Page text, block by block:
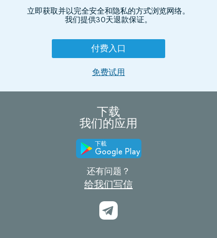
立即获取并以完全安全和隐私的方式浏览网络。
我们提供30天退款保证。
付费入口
免费试用
下载
我们的应用
下載
Google Play
还有问题？
给我们写信